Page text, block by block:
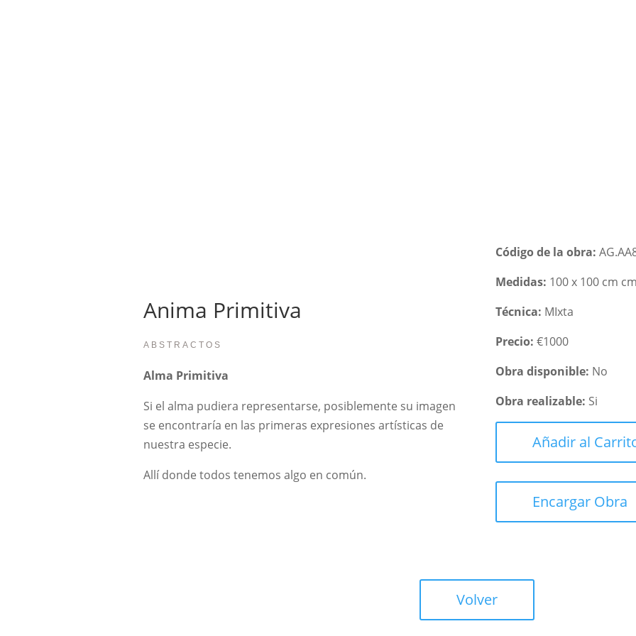
Anima Primitiva
ABSTRACTOS
Alma Primitiva
Si el alma pudiera representarse, posiblemente su imagen
se encontraría en las primeras expresiones artísticas de
nuestra especie.
Allí donde todos tenemos algo en común.
Código de la obra:
Medidas: 100 x 100 cm
Técnica: MIxta
Precio: €1000
Obra disponible: No
Obra realizable: Si
Añadir al
Encargar Obra
Volver